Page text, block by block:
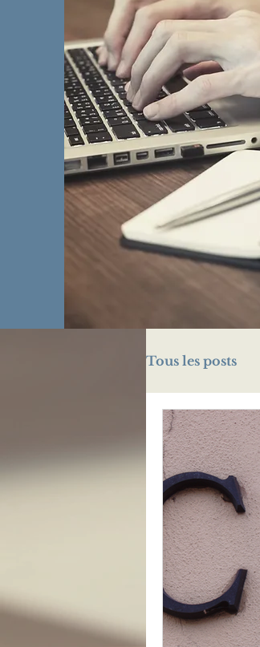
Tous les posts
challenge
prison
catastrophe
réfugiés